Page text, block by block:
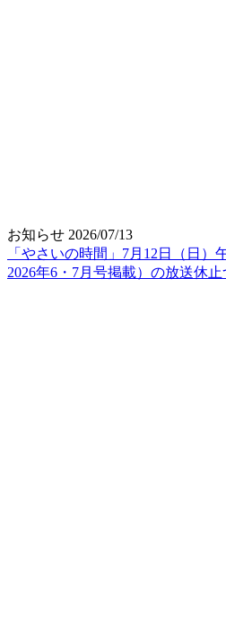
お知らせ 2026/07/13
「やさいの時間」7月12日（日）
2026年6・7月号掲載）の放送休止